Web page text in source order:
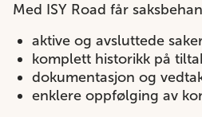
Med ISY Road får
aktive og avsluttede
komplett historikk på
dokumentasjon og
enklere oppfølging av